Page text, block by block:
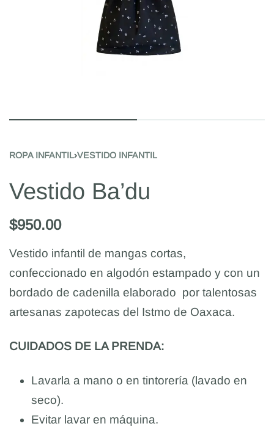
ROPA INFANTIL›VESTIDO INFANTIL
Vestido Ba’du
$950.00
Vestido infantil de mangas cortas,
confeccionado en algodón estampado y con un
bordado de cadenilla elaborado por talentosas
artesanas zapotecas del Istmo de Oaxaca.
CUIDADOS DE LA PRENDA:
Lavarla a mano o en tintorería (lavado en
seco).
Evitar lavar en máquina.